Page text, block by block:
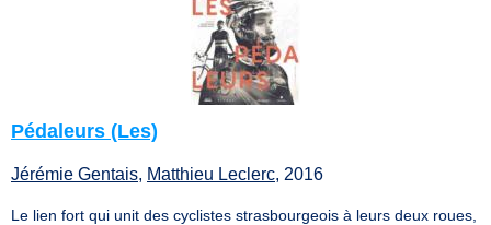
Pédaleurs (Les)
Jérémie Gentais, Matthieu Leclerc, 2016
Le lien fort qui unit des cyclistes strasbourgeois à leurs deux roues,